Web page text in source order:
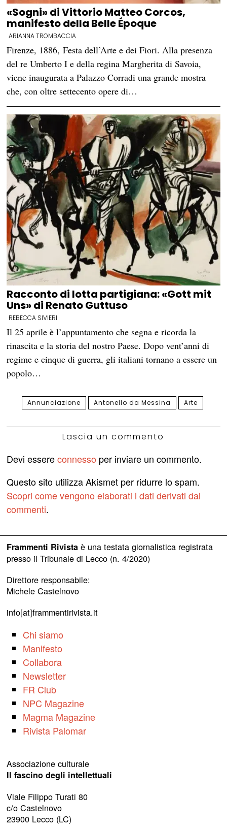
«Sogni» di Vittorio Matteo Corcos,
manifesto della Belle Époque
ARIANNA TROMBACCIA
Firenze, 1886, Festa dell’Arte e dei Fiori. Alla presenza
del re Umberto I e della regina Margherita di Savoia,
viene inaugurata a Palazzo Corradi una grande mostra
che, con oltre settecento opere di…
Racconto di lotta partigiana: «Gott mit
Uns» di Renato Guttuso
REBECCA SIVIERI
Il 25 aprile è l’appuntamento che segna e ricorda la
rinascita e la storia del nostro Paese. Dopo vent’anni di
regime e cinque di guerra, gli italiani tornano a essere un
popolo…
Annunciazione Antonello da Messina Arte
Lascia un commento
Devi essereconnesso per inviare un commento.
Questo sito utilizza Akismet per ridurre lo spam.
Scopri come vengono elaborati i dati derivati dai
commenti.
Frammenti Rivistaè una testata giornalistica registrata
presso il Tribunale di Lecco (n. 4/2020)
Direttore responsabile:
Michele Castelnovo
info[at]frammentirivista.it
Chi siamo
Manifesto
Collabora
Newsletter
FR Club
NPC Magazine
Magma Magazine
Rivista Palomar
Associazione culturale
Il fascino degli intellettuali
Viale Filippo Turati 80
c/o Castelnovo
23900 Lecco (LC)